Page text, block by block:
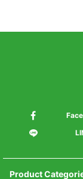
Product